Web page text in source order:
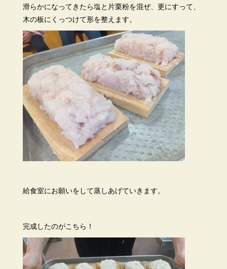
滑らかになってきたら塩と片栗粉を混ぜ、更にすって、
木の板にくっつけて形を整えます。
給食室にお願いをして蒸しあげていきます。
完成したのがこちら！